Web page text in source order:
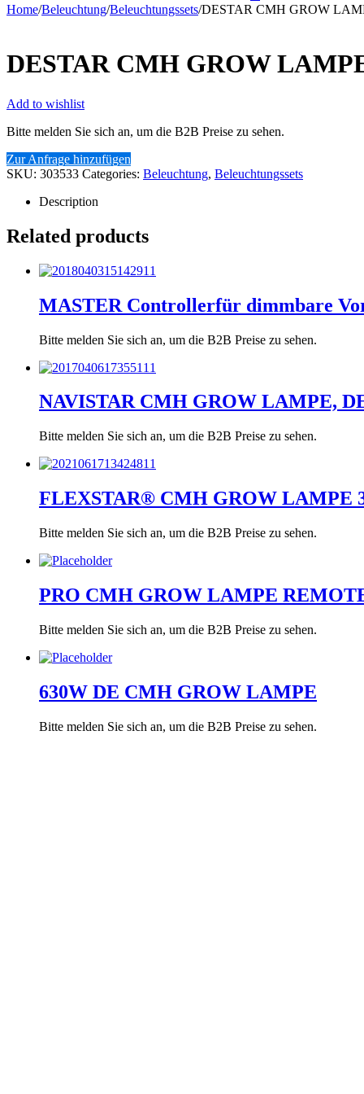
Home/Beleuchtung/Beleuchtungssets/DESTAR CMH GROW
DESTAR CMH GROW
Add to wishlist
Bitte melden Sie sich an, um die B2B Preise zu sehen.
Zur Anfrage hinzufügen
SKU: 303533 Categories: Beleuchtung, Beleuchtungssets
Description
Related products
MASTER Controllerfür dimmbare
Bitte melden Sie sich an, um die B2B Preise zu sehen.
NAVISTAR CMH GROW LAMPE,
Bitte melden Sie sich an, um die B2B Preise zu sehen.
FLEXSTAR® CMH GROW LAMPE
Bitte melden Sie sich an, um die B2B Preise zu sehen.
PRO CMH GROW LAMPE
Bitte melden Sie sich an, um die B2B Preise zu sehen.
630W DE CMH GROW LAMPE
Bitte melden Sie sich an, um die B2B Preise zu sehen.